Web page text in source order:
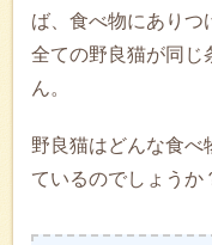
ば、食べ物にありつ
全ての野良猫が同じ
ん。
野良猫はどんな食べ
ているのでしょうか